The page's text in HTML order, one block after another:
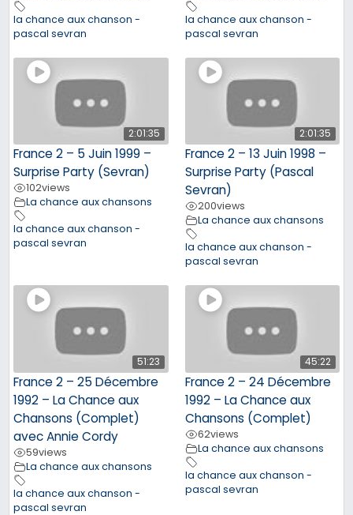
la chance aux chanson -
pascal sevran
la chance aux chanson -
pascal sevran
2:01:35
France 2 – 5 Juin 1999 –
Surprise Party (Sevran)
102views
La chance aux chansons
la chance aux chanson -
pascal sevran
2:01:35
France 2 – 13 Juin 1998 –
Surprise Party (Pascal
Sevran)
200views
La chance aux chansons
la chance aux chanson -
pascal sevran
51:23
France 2 – 25 Décembre
1992 – La Chance aux
Chansons (Complet)
avec Annie Cordy
59views
La chance aux chansons
la chance aux chanson -
pascal sevran
45:22
France 2 – 24 Décembre
1992 – La Chance aux
Chansons (Complet)
62views
La chance aux chansons
la chance aux chanson -
pascal sevran